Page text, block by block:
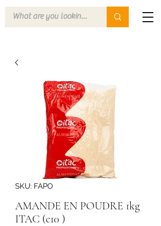
SKU: FAPO
AMANDE EN POUDRE 1kg
ITAC (c10 )